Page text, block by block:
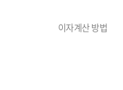
이자계산 방법